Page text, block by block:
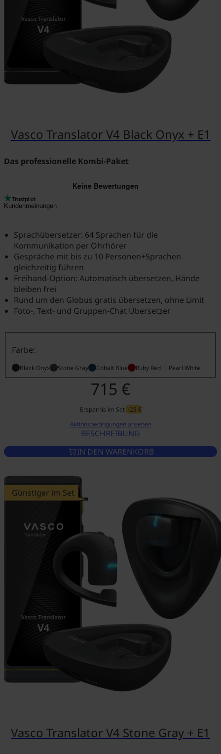
Vasco Translator V4 Black Onyx + E1
Das professionelle Kombi-Paket
Kundenmeinungen
Sprachübersetzer: 64 Sprachen für die
Kommunikation per Ohrhörer
Gespräche mit bis zu 10 Personen+Sprachen
gleichzeitig führen
Freihand-Option: Automatisch übersetzen, Hände
bleiben frei
Rund um den Globus gratis übersetzen, ohne Limit
Foto-, Text- und Gruppen-Chat Übersetzer
Farbe:
Black Onyx Stone Gray Cobalt Blue Ruby Red Pearl White
BESCHREIBUNGVASCO TRANSLATOR V4
715 €
Ersparnis im Set 123 €
Aktionsbedingungen ansehen
IN DEN WARENKORB
Günstiger im Set
Vasco Translator V4 Stone Gray + E1